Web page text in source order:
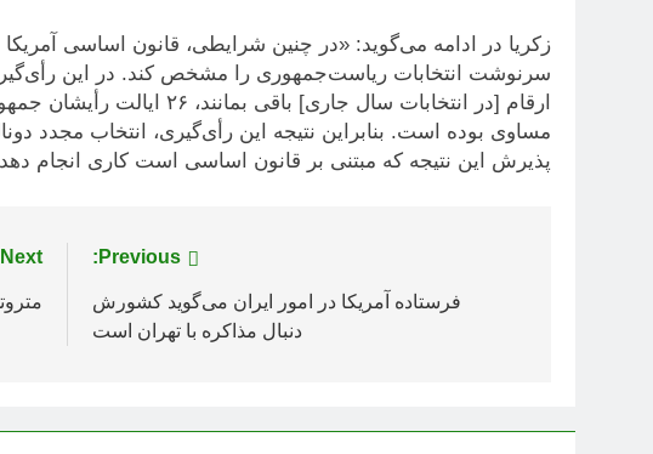
زکریا در ادامه می‌گوید: «در چنین شرایطی، قانون اساسی
سرنوشت انتخابات ریاست‌جمهوری را مشخص کند. در این
مساوی بوده است. بنابراین نتیجه این رأی‌گیری، انتخاب مجدد
پذیرش این نتیجه که مبتنی بر قانون اساسی است کاری انجام
نوشته
Previous:
فرستاده آمریکا در امور ایران می‌گوید کشورش
دنبال مذاکره با تهران است
Next: